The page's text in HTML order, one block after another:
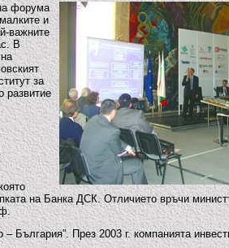
форума
и
важните
В
за
развитие
на Банка ДСК. Отличието връчи
България”. През 2003 г. компанията